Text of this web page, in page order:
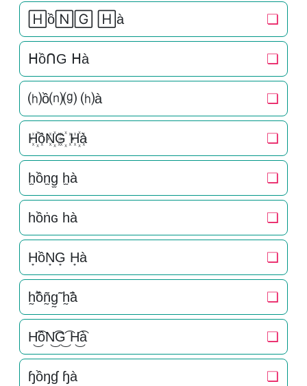
🄷ồ🄽🄶 🄷à ❏
ᕼồᑎG ᕼà ❏
⒣ồ⒩⒢ ⒣à ❏
H꙰ồN꙰G꙰ H꙰à ❏
h̫ồn̫g̫ h̫à ❏
һồṅɢ һà ❏
H͙ồN͙G͙ H͙à ❏
h̰̃ồñ̰g̰̃ h̰̃à ❏
H͜͡ồN͜͡G͜͡ H͜͡à ❏
ɧồŋɠ ɧà ❏